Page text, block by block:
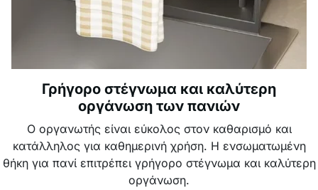
Γρήγορο στέγνωμα και καλύτερη
οργάνωση των πανιών
Ο οργανωτής είναι εύκολος στον καθαρισμό και
κατάλληλος για καθημερινή χρήση. Η ενσωματωμένη
θήκη για πανί επιτρέπει γρήγορο στέγνωμα και καλύτερη
οργάνωση.